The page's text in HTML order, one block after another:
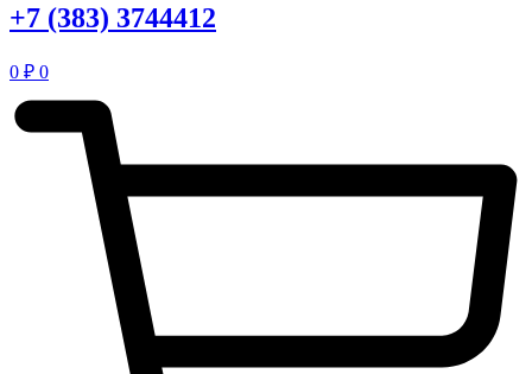
+7 (383) 3744412
0 ₽ 0